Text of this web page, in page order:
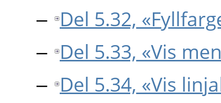
Del 5.32,
Del 5.33, «Vis
Del 5.34, «Vis